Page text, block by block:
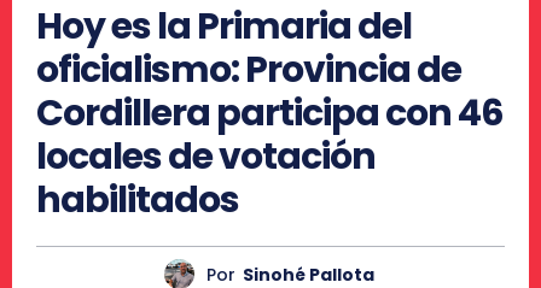
Hoy es la Primaria del
oficialismo: Provincia de
Cordillera participa con 46
locales de votación
habilitados
Por Sinohé Pallota